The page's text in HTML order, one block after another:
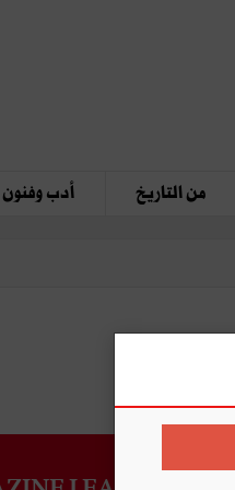
من التاريخ أدب وفنون